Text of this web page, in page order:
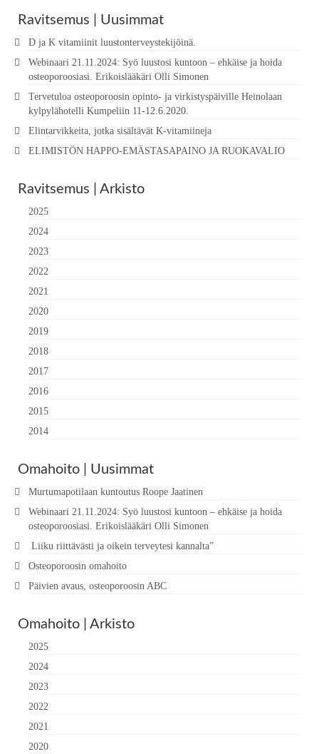
Ravitsemus | Uusimmat
D ja K vitamiinit luustonterveystekijöinä.
Webinaari 21.11.2024: Syö luustosi kuntoon – ehkäise ja hoida
osteoporoosiasi. Erikoislääkäri Olli Simonen
Tervetuloa osteoporoosin opinto- ja virkistyspäiville Heinolaan
kylpylähotelli Kumpeliin 11-12.6.2020.
Elintarvikkeita, jotka sisältävät K-vitamiineja
ELIMISTÖN HAPPO-EMÄSTASAPAINO JA RUOKAVALIO
Ravitsemus | Arkisto
2025
2024
2023
2022
2021
2020
2019
2018
2017
2016
2015
2014
Omahoito | Uusimmat
Murtumapotilaan kuntoutus Roope Jaatinen
Webinaari 21.11.2024: Syö luustosi kuntoon – ehkäise ja hoida
osteoporoosiasi. Erikoislääkäri Olli Simonen
Liiku riittävästi ja oikein terveytesi kannalta”
Osteoporoosin omahoito
Päivien avaus, osteoporoosin ABC
Omahoito | Arkisto
2025
2024
2023
2022
2021
2020